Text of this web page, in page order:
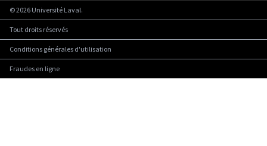
©2026 Université Laval.
Tout droits réservés
Conditions générales d'utilisation
Fraudes en ligne